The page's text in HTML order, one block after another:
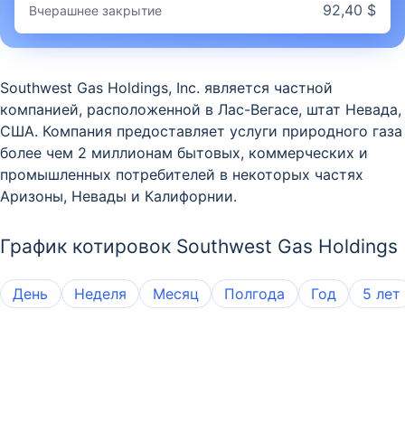
Вчерашнее закрытие 92,40 $
Southwest Gas Holdings, Inc. является частной
компанией, расположенной в Лас-Вегасе, штат Невада,
США. Компания предоставляет услуги природного газа
более чем 2 миллионам бытовых, коммерческих и
промышленных потребителей в некоторых частях
Аризоны, Невады и Калифорнии.
График котировок Southwest Gas Holdings
День Неделя Месяц Полгода Год 5 лет